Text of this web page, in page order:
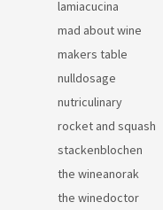
lamiacucina
mad about wine
makers table
nulldosage
nutriculinary
rocket and squash
stackenblochen
the wineanorak
the winedoctor